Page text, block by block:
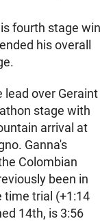
fourth stage win
his overall
lead over Geraint
stage with
arrival at
Ganna's
Colombian
been in
time trial (+1:14
14th, is 3:56